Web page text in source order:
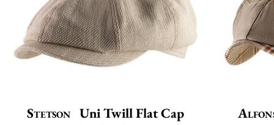
Stetson Uni Twill Flat Cap